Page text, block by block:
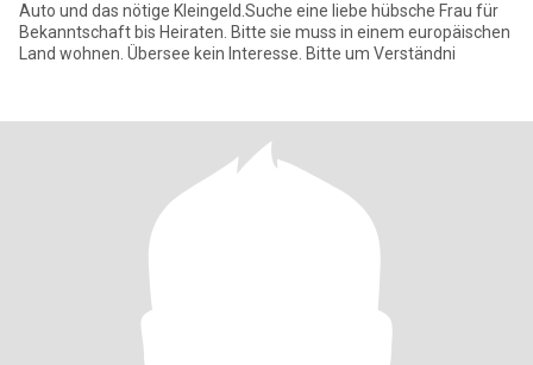
Auto und das nötige Kleingeld.Suche eine liebe hübsche Frau für
Bekanntschaft bis Heiraten. Bitte sie muss in einem europäischen
Land wohnen. Übersee kein Interesse. Bitte um Verständni